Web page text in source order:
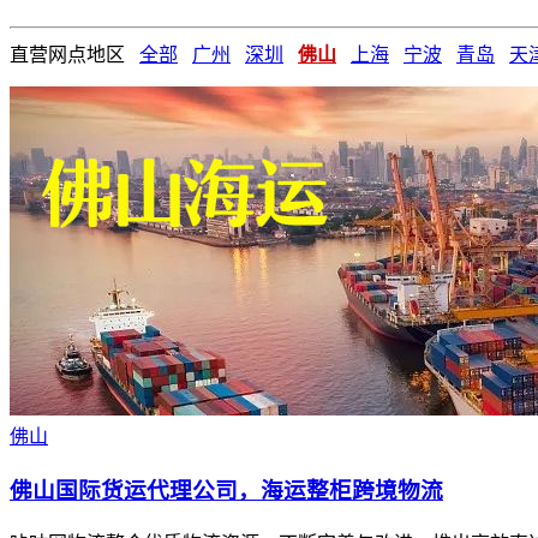
直营网点地区 全部 广州 深圳 佛山 上海 宁波 青岛 天
佛山
佛山国际货运代理公司，海运整柜跨境物流